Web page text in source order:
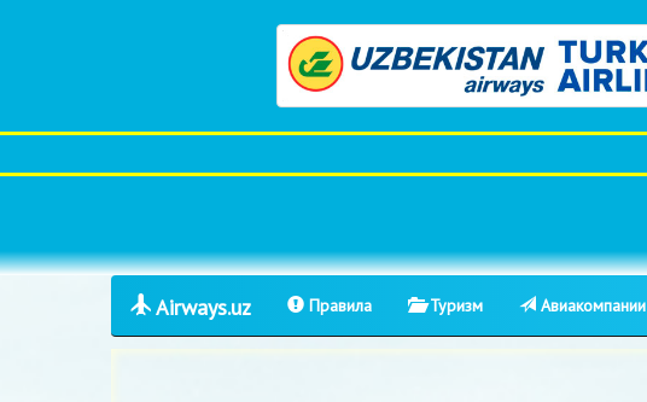
Airways.uz Правила Туризм Авиакомпании